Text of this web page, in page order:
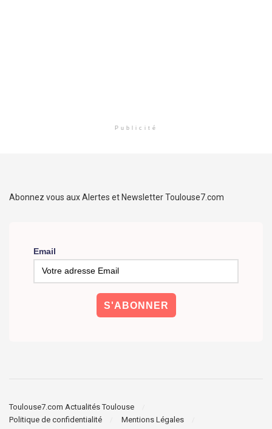
Publicité
Abonnez vous aux Alertes et Newsletter Toulouse7.com
Email
Toulouse7.com Actualités Toulouse
Politique de confidentialité
Mentions Légales